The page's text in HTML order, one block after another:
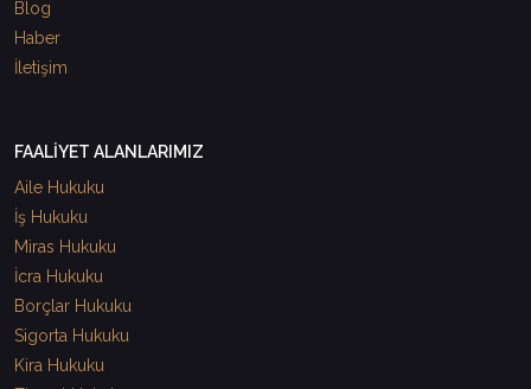
Blog
Haber
İletişim
FAALİYET ALANLARIMIZ
Aile Hukuku
İş Hukuku
Miras Hukuku
İcra Hukuku
Borçlar Hukuku
Sigorta Hukuku
Kira Hukuku